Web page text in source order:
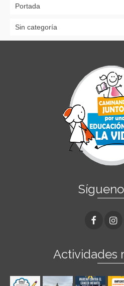
Portada
Sin categoría
Actividades